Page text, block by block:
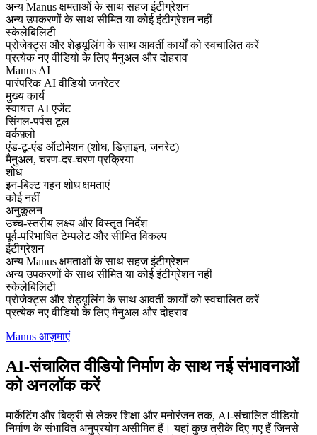
अन्य Manus क्षमताओं के साथ सहज इंटीग्रेशन
अन्य उपकरणों के साथ सीमित या कोई इंटीग्रेशन नहीं
स्केलेबिलिटी
प्रोजेक्ट्स और शेड्यूलिंग के साथ आवर्ती कार्यों को स्वचालित करें
प्रत्येक नए वीडियो के लिए मैनुअल और दोहराव
Manus AI
पारंपरिक AI वीडियो जनरेटर
मुख्य कार्य
स्वायत्त AI एजेंट
सिंगल-पर्पस टूल
वर्कफ़्लो
एंड-टू-एंड ऑटोमेशन (शोध, डिज़ाइन, जनरेट)
मैनुअल, चरण-दर-चरण प्रक्रिया
शोध
इन-बिल्ट गहन शोध क्षमताएं
कोई नहीं
अनुकूलन
उच्च-स्तरीय लक्ष्य और विस्तृत निर्देश
पूर्व-परिभाषित टेम्पलेट और सीमित विकल्प
इंटीग्रेशन
अन्य Manus क्षमताओं के साथ सहज इंटीग्रेशन
अन्य उपकरणों के साथ सीमित या कोई इंटीग्रेशन नहीं
स्केलेबिलिटी
प्रोजेक्ट्स और शेड्यूलिंग के साथ आवर्ती कार्यों को स्वचालित करें
प्रत्येक नए वीडियो के लिए मैनुअल और दोहराव
Manus आज़माएं
AI-संचालित वीडियो निर्माण के साथ नई संभावनाओं
को अनलॉक करें
मार्केटिंग और बिक्री से लेकर शिक्षा और मनोरंजन तक, AI-संचालित वीडियो
निर्माण के संभावित अनुप्रयोग असीमित हैं। यहां कुछ तरीके दिए गए हैं जिनसे